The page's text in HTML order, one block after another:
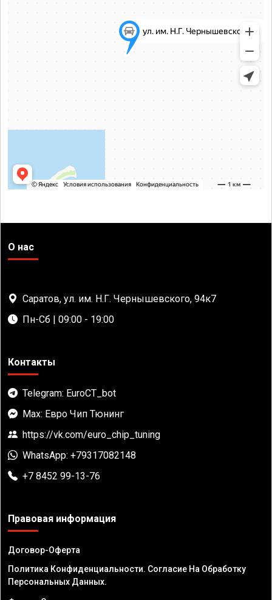
О нас
Саратов, ул. им. Н.Г. Чернышевского, 94к7
Пн-Сб | 09:00 - 19:00
Контакты
Telegram: EuroCT_bot
Max: Евро Чип Тюнинг
https://vk.com/euro_chip_tuning
WhatsApp: +79317082148
+7 8452 99-13-76
Правовая информация
Договор-Оферта
Политика Конфиденциальности. Согласие На Обработку
Персональных Данных.